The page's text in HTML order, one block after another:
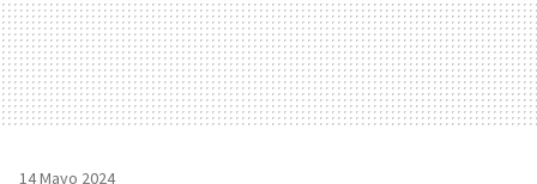
14 Mayo 2024